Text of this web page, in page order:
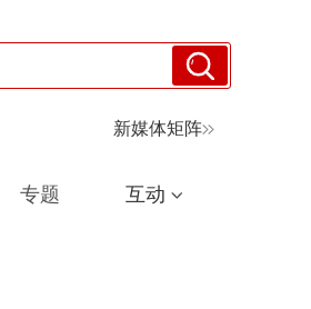
新媒体矩阵
专题 互动